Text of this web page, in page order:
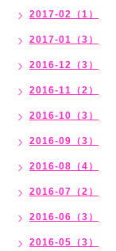
2017-02（1）
2017-01（3）
2016-12（3）
2016-11（2）
2016-10（3）
2016-09（3）
2016-08（4）
2016-07（2）
2016-06（3）
2016-05（3）